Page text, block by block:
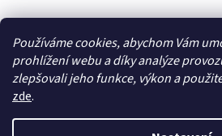
Používáme cookies, abychom Vám
prohlížení webu a díky analýze
zlepšovali jeho funkce, výkon a
zde.